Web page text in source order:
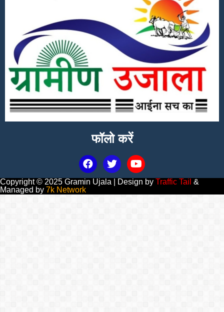
फॉलो करें
Copyright © 2025 Gramin Ujala | Design by Traffic Tail &
Managed by 7k Network